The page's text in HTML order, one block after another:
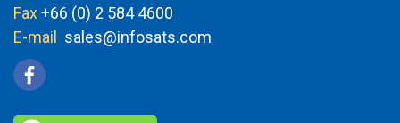
Fax+66 (0) 2 584 4600
E-mail sales@infosats.com